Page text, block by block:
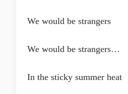
We would be strangers
We would be strangers…
In the sticky summеr heat